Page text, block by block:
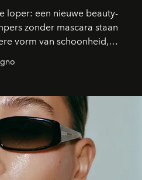
loper: een nieuwe beauty-
zonder mascara staan
vorm van schoonheid,